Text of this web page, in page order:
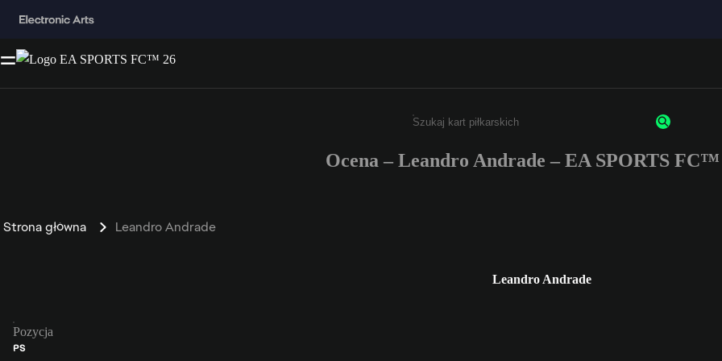
Wpisz co najmniej 3 znaki lub cyfry.
Ocena – Leandro Andrade – EA SPORTS FC™
Strona główna Leandro Andrade
Leandro Andrade
Pozycja
PS